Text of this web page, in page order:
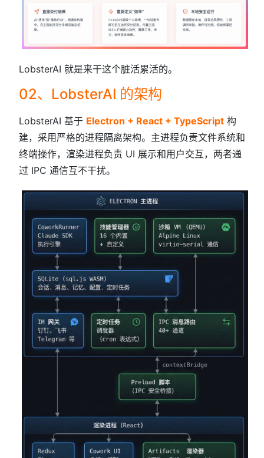
LobsterAI 就是来干这个脏活累活的。
02、LobsterAI 的架构
LobsterAI 基于 Electron + React + TypeScript 构
建，采用严格的进程隔离架构。主进程负责文件系统和
终端操作，渲染进程负责 UI 展示和用户交互，两者通
过 IPC 通信互不干扰。